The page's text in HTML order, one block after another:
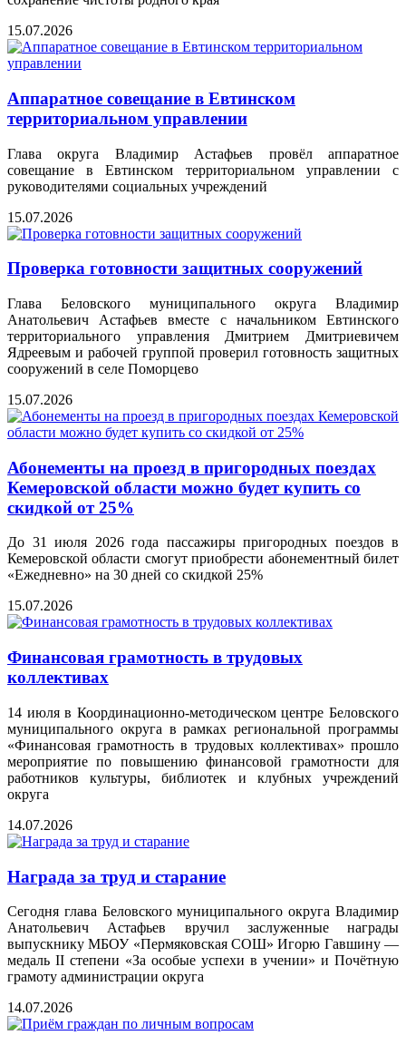
15.07.2026
Аппаратное совещание в Евтинском
территориальном управлении
Глава округа Владимир Астафьев провёл аппаратное
совещание в Евтинском территориальном управлении с
руководителями социальных учреждений
15.07.2026
Проверка готовности защитных сооружений
Глава Беловского муниципального округа Владимир
Анатольевич Астафьев вместе с начальником Евтинского
территориального управления Дмитрием Дмитриевичем
Ядреевым и рабочей группой проверил готовность защитных
сооружений в селе Поморцево
15.07.2026
Абонементы на проезд в пригородных поездах
Кемеровской области можно будет купить со
скидкой от 25%
До 31 июля 2026 года пассажиры пригородных поездов в
Кемеровской области смогут приобрести абонементный билет
«Ежедневно» на 30 дней со скидкой 25%
15.07.2026
Финансовая грамотность в трудовых
коллективах
14 июля в Координационно‑методическом центре Беловского
муниципального округа в рамках региональной программы
«Финансовая грамотность в трудовых коллективах» прошло
мероприятие по повышению финансовой грамотности для
работников культуры, библиотек и клубных учреждений
округа
14.07.2026
Награда за труд и старание
Сегодня глава Беловского муниципального округа Владимир
Анатольевич Астафьев вручил заслуженные награды
выпускнику МБОУ «Пермяковская СОШ» Игорю Гавшину —
медаль II степени «За особые успехи в учении» и Почётную
грамоту администрации округа
14.07.2026